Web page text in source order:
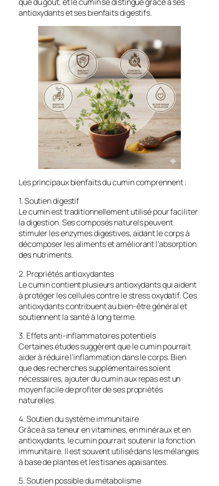
antioxydants et ses bienfaits digestifs.
Les principaux bienfaits du cumin comprennent :
1. Soutien digestif
Le cumin est traditionnellement utilisé pour faciliter
la digestion. Ses composés naturels peuvent
stimuler les enzymes digestives, aidant le corps à
décomposer les aliments et améliorant l’absorption
des nutriments.
2. Propriétés antioxydantes
Le cumin contient plusieurs antioxydants qui aident
à protéger les cellules contre le stress oxydatif. Ces
antioxydants contribuent au bien-être général et
soutiennent la santé à long terme.
3. Effets anti-inflammatoires potentiels
Certaines études suggèrent que le cumin pourrait
aider à réduire l’inflammation dans le corps. Bien
que des recherches supplémentaires soient
nécessaires, ajouter du cumin aux repas est un
moyen facile de profiter de ses propriétés
naturelles.
4. Soutien du système immunitaire
Grâce à sa teneur en vitamines, en minéraux et en
antioxydants, le cumin pourrait soutenir la fonction
immunitaire. Il est souvent utilisé dans les mélanges
à base de plantes et les tisanes apaisantes.
5. Soutien possible du métabolisme